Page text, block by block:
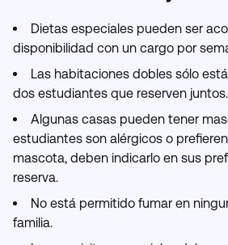
Dietas especiales pueden ser
disponibilidad con un cargo por
Las habitaciones dobles sólo
dos estudiantes que reserven juntos.
Algunas casas pueden tener
estudiantes son alérgicos o
mascota, deben indicarlo en sus
reserva.
No está permitido fumar en
familia.